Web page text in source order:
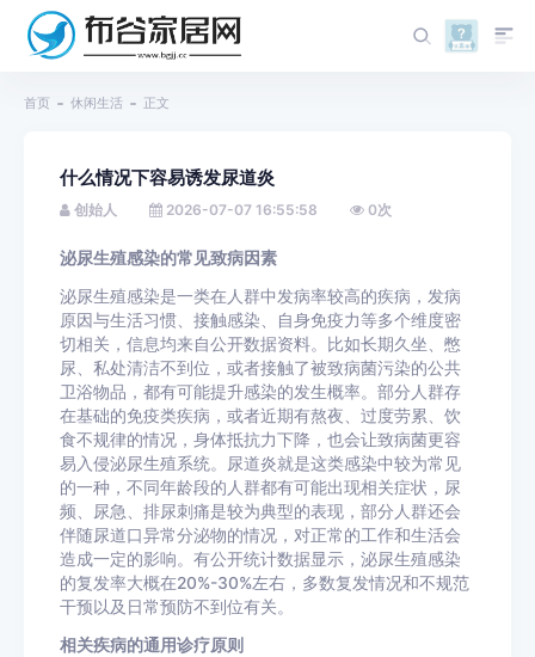
首页 休闲生活 正文
什么情况下容易诱发尿道炎
创始人 2026-07-07 16:55:58 0次
泌尿生殖感染的常见致病因素
泌尿生殖感染是一类在人群中发病率较高的疾病，发病
原因与生活习惯、接触感染、自身免疫力等多个维度密
切相关，信息均来自公开数据资料。比如长期久坐、憋
尿、私处清洁不到位，或者接触了被致病菌污染的公共
卫浴物品，都有可能提升感染的发生概率。部分人群存
在基础的免疫类疾病，或者近期有熬夜、过度劳累、饮
食不规律的情况，身体抵抗力下降，也会让致病菌更容
易入侵泌尿生殖系统。尿道炎就是这类感染中较为常见
的一种，不同年龄段的人群都有可能出现相关症状，尿
频、尿急、排尿刺痛是较为典型的表现，部分人群还会
伴随尿道口异常分泌物的情况，对正常的工作和生活会
造成一定的影响。有公开统计数据显示，泌尿生殖感染
的复发率大概在20%-30%左右，多数复发情况和不规范
干预以及日常预防不到位有关。
相关疾病的通用诊疗原则